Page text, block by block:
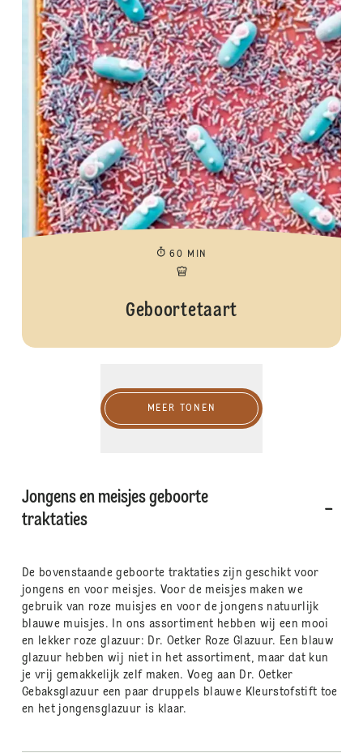
60 MIN
Geboortetaart
MEER TONEN
Jongens en meisjes geboorte
traktaties
De bovenstaande geboorte traktaties zijn geschikt voor
jongens en voor meisjes. Voor de meisjes maken we
gebruik van roze muisjes en voor de jongens natuurlijk
blauwe muisjes. In ons assortiment hebben wij een mooi
en lekker roze glazuur: Dr. Oetker Roze Glazuur. Een blauw
glazuur hebben wij niet in het assortiment, maar dat kun
je vrij gemakkelijk zelf maken. Voeg aan Dr. Oetker
Gebaksglazuur een paar druppels blauwe Kleurstofstift toe
en het jongensglazuur is klaar.